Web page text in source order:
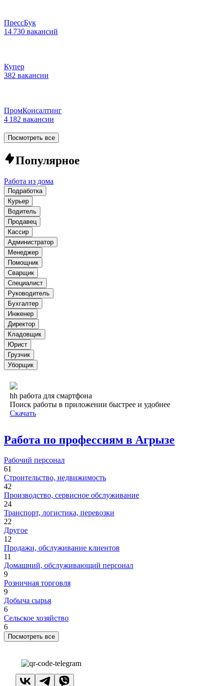
ПрессБук
14 730 вакансий
Купер
382 вакансии
ПромКонсалтинг
4 182 вакансии
Посмотреть все
Популярное
Работа из дома
Подработка
Курьер
Водитель
Продавец
Кассир
Администратор
Менеджер
Помощник
Сварщик
Специалист
Руководитель
Бухгалтер
Инженер
Директор
Кладовщик
Юрист
Грузчик
Уборщик
hh работа для смартфона
Поиск работы в приложении быстрее и удобнее
Скачать
Работа по профессиям в Агрызе
Рабочий персонал
61
Строительство, недвижимость
42
Производство, сервисное обслуживание
24
Транспорт, логистика, перевозки
22
Другое
12
Продажи, обслуживание клиентов
11
Домашний, обслуживающий персонал
9
Розничная торговля
9
Добыча сырья
6
Сельское хозяйство
6
Посмотреть все